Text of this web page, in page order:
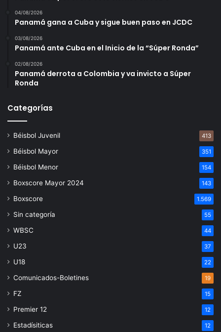
04/08/2026
Panamá gana a Cuba y sigue buen paso en JCDC
03/08/2026
Panamá ante Cuba en el Inicio de la “Súper Ronda”
02/08/2026
Panamá derrota a Colombia y va invicto a Súper
Ronda
Categorías
Béisbol Juvenil 413
Béisbol Mayor 351
Béisbol Menor 154
Boxscore Mayor 2024 143
Boxscore 1.569
Sin categoría 55
WBSC 44
U23 37
U18 22
Comunicados-Boletines 19
FZ 15
Premier 12 12
Estadísiticas 12